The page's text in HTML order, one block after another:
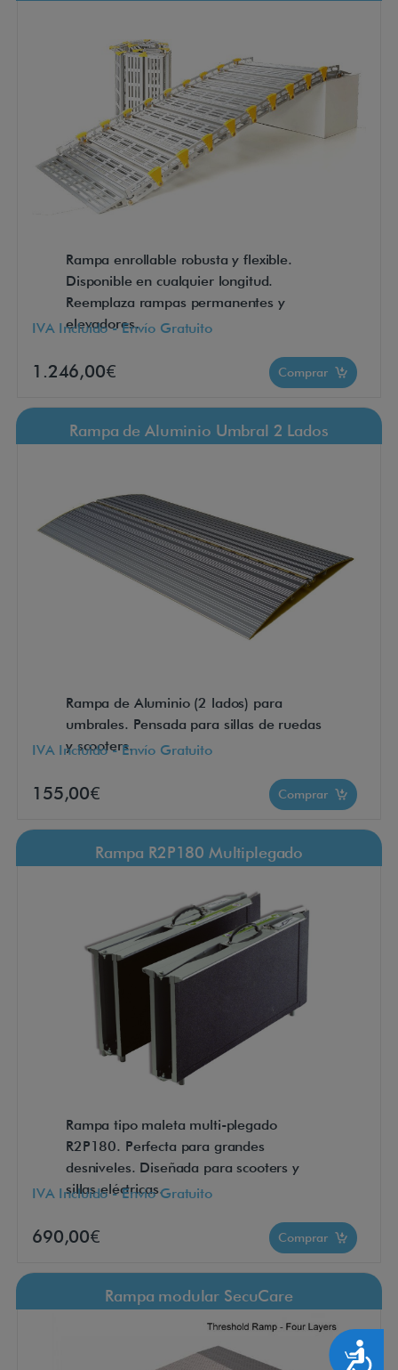
Accesibilidad
Rampa enrollable robusta y flexible.
Disponible en cualquier longitud.
Reemplaza rampas permanentes y
elevadores.
IVA Incluido - Envío Gratuito
1.246,00€ Comprar
Rampa de Aluminio Umbral 2 Lados
Rampa de Aluminio (2 lados) para
umbrales. Pensada para sillas de ruedas
y scooters.
IVA Incluido - Envío Gratuito
155,00€ Comprar
Rampa R2P180 Multiplegado
Rampa tipo maleta multi-plegado
R2P180. Perfecta para grandes
desniveles. Diseñada para scooters y
sillas eléctricas.
IVA Incluido - Envío Gratuito
690,00€ Comprar
Rampa modular SecuCare